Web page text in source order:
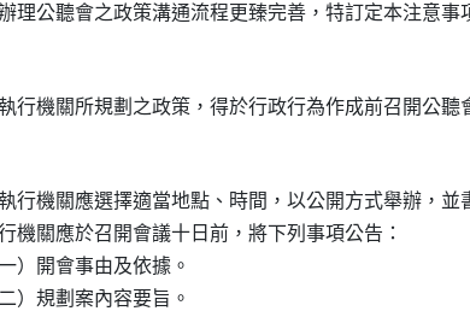
行機關應選擇適當地點、時間，以公開方式舉辦，並
行機關應於召開會議十日前，將下列事項公告：
一）開會事由及依據。
二）規劃案內容要旨。